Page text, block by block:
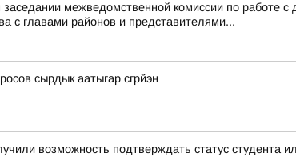
межведомственной комиссии по работе
с главами районов и представителями...
сырдык аатыгар сгрйэн
возможность подтверждать статус